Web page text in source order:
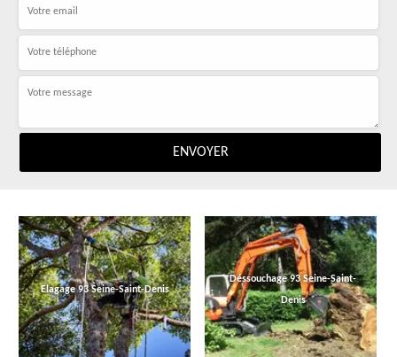
Elagage 93 Seine-Saint-Denis
Déssouchage 93 Seine-Saint-
Denis